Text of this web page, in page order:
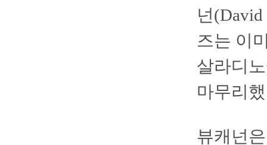
넌
즈는 이
살라디
마무리
뷰캐넌